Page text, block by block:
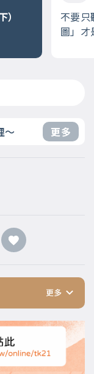
不要只
圖」才
～ 更多